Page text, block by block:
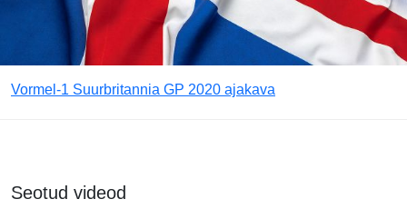
Vormel-1 Suurbritannia GP 2020 ajakava
Seotud videod